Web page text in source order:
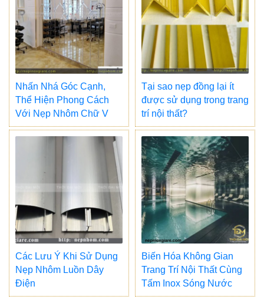
Nhấn Nhá Góc Cạnh,
Thể Hiện Phong Cách
Với Nẹp Nhôm Chữ V
Tại sao nẹp đồng lại ít
được sử dụng trong trang
trí nội thất?
Các Lưu Ý Khi Sử Dụng
Nẹp Nhôm Luồn Dây
Điện
Biến Hóa Không Gian
Trang Trí Nội Thất Cùng
Tấm Inox Sóng Nước